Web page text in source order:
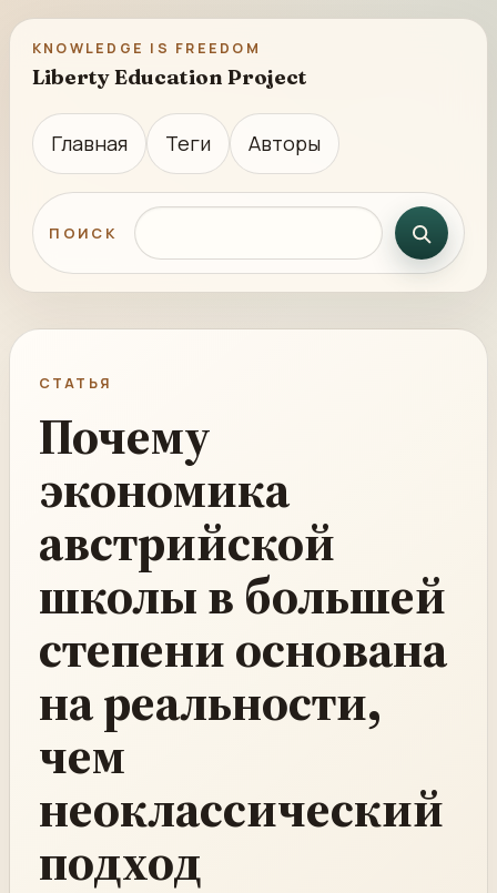
KNOWLEDGE IS FREEDOM
Liberty Education Project
Главная Теги Авторы
ПОИСК Поиск по сайту
СТАТЬЯ
Почему
экономика
австрийской
школы в большей
степени основана
на реальности,
чем
неоклассический
подход